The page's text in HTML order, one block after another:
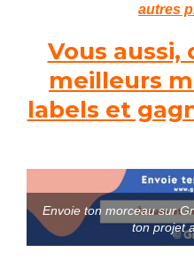
autres
Vous
meilleurs
labels et
Envoie ton morceau sur
ton projet